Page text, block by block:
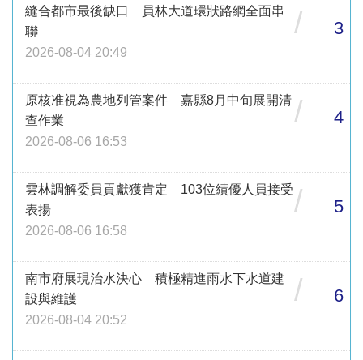
縫合都市最後缺口 員林大道環狀路網全面串
聯
2026-08-04 20:49
/ 3
原核准視為農地列管案件 嘉縣8月中旬展開清
查作業
2026-08-06 16:53
/ 4
雲林調解委員貢獻獲肯定 103位績優人員接受
表揚
2026-08-06 16:58
/ 5
南市府展現治水決心 積極精進雨水下水道建
設與維護
2026-08-04 20:52
/ 6